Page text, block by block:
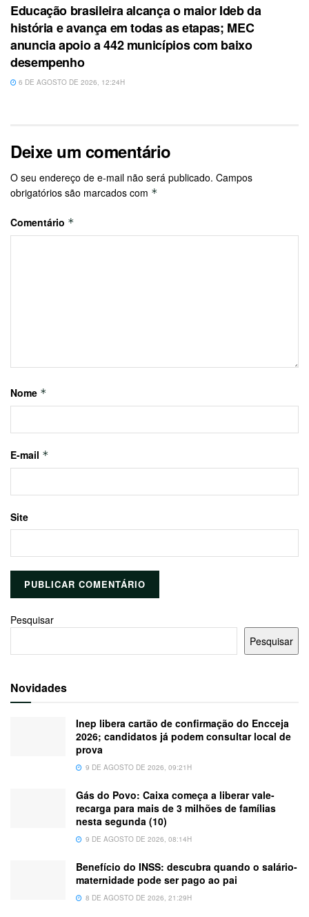
Educação brasileira alcança o maior Ideb da
história e avança em todas as etapas; MEC
anuncia apoio a 442 municípios com baixo
desempenho
6 DE AGOSTO DE 2026, 12:24H
Deixe um comentário
O seu endereço de e-mail não será publicado. Campos
obrigatórios são marcados com *
Comentário *
Nome *
E-mail *
Site
Pesquisar
Pesquisar
Novidades
Inep libera cartão de confirmação do Encceja
2026; candidatos já podem consultar local de
prova
9 DE AGOSTO DE 2026, 09:21H
Gás do Povo: Caixa começa a liberar vale-
recarga para mais de 3 milhões de famílias
nesta segunda (10)
9 DE AGOSTO DE 2026, 08:14H
Benefício do INSS: descubra quando o salário-
maternidade pode ser pago ao pai
8 DE AGOSTO DE 2026, 21:29H